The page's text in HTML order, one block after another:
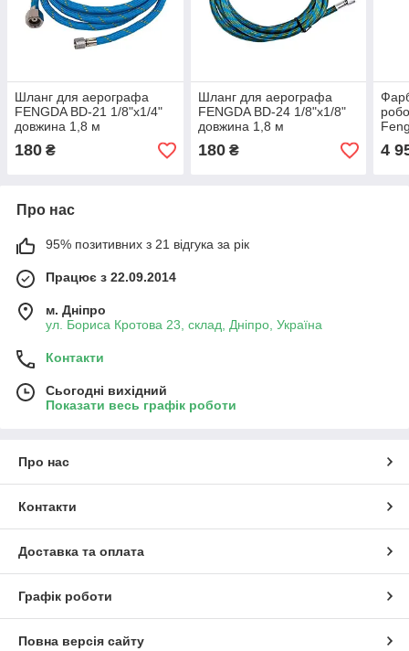
Шланг для аерографа
FENGDA BD-21 1/8"x1/4"
довжина 1,8 м
180 ₴
Шланг для аерографа
FENGDA BD-24 1/8"x1/8"
довжина 1,8 м
180₴ 4
Про нас
95% позитивних з 21 відгука за рік
Працює з 22.09.2014
м. Дніпро
ул. Бориса Кротова 23, склад, Дніпро, Україна
Контакти
Сьогодні вихідний
Показати весь графік роботи
Про нас
Контакти
Доставка та оплата
Графік роботи
Повна версія сайту